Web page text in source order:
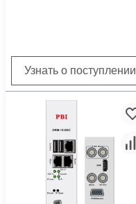
Узнать о поступлении